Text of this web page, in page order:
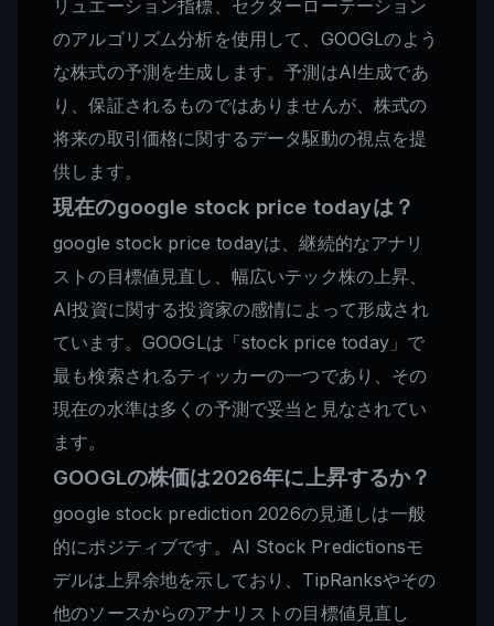
リュエーション指標、セクターローテーション
のアルゴリズム分析を使用して、GOOGLのよう
な株式の予測を生成します。予測はAI生成であ
り、保証されるものではありませんが、株式の
将来の取引価格に関するデータ駆動の視点を提
供します。
現在のgoogle stock price todayは？
google stock price todayは、継続的なアナリ
ストの目標値見直し、幅広いテック株の上昇、
AI投資に関する投資家の感情によって形成され
ています。GOOGLは「stock price today」で
最も検索されるティッカーの一つであり、その
現在の水準は多くの予測で妥当と見なされてい
ます。
GOOGLの株価は2026年に上昇するか？
google stock prediction 2026の見通しは一般
的にポジティブです。AI Stock Predictionsモ
デルは上昇余地を示しており、TipRanksやその
他のソースからのアナリストの目標値見直し